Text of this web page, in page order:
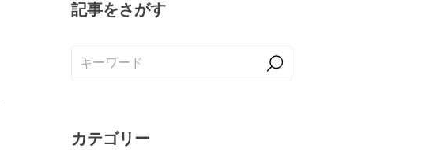
記事をさがす
カテゴリー